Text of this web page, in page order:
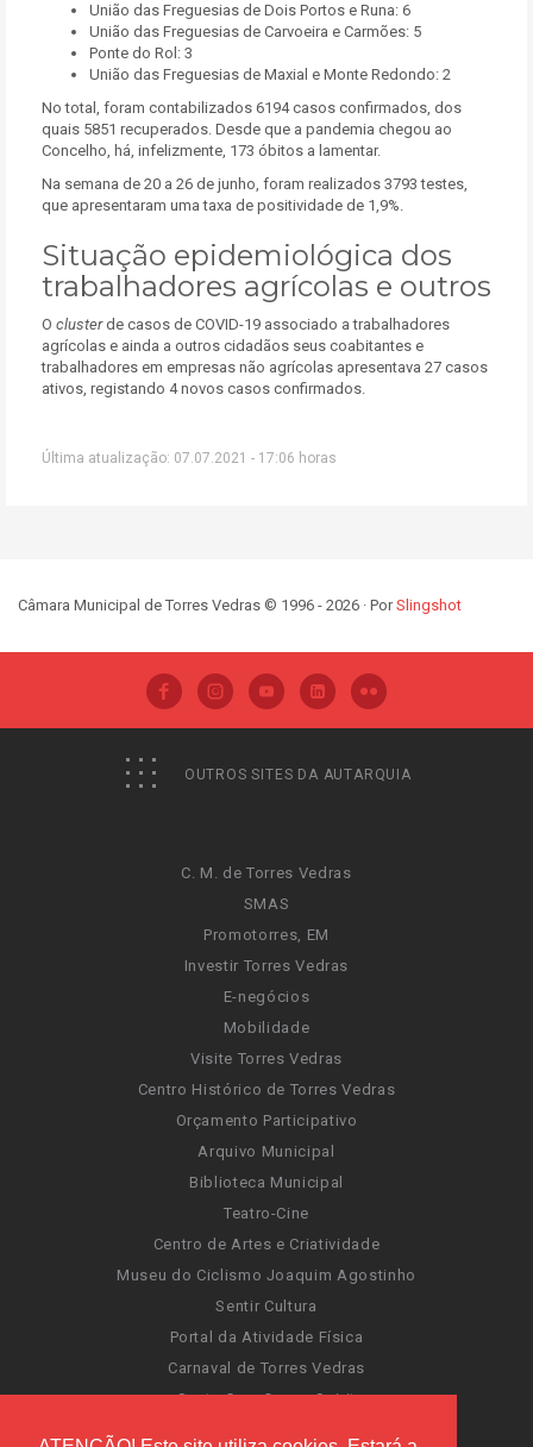
União das Freguesias de Dois Portos e Runa: 6
União das Freguesias de Carvoeira e Carmões: 5
Ponte do Rol: 3
União das Freguesias de Maxial e Monte Redondo: 2
No total, foram contabilizados 6194 casos confirmados, dos
quais 5851 recuperados. Desde que a pandemia chegou ao
Concelho, há, infelizmente, 173 óbitos a lamentar.
Na semana de 20 a 26 de junho, foram realizados 3793 testes,
que apresentaram uma taxa de positividade de 1,9%.
Situação epidemiológica dos
trabalhadores agrícolas e outros
O clusterde casos de COVID-19 associado a trabalhadores
agrícolas e ainda a outros cidadãos seus coabitantes e
trabalhadores em empresas não agrícolas apresentava 27 casos
ativos, registando 4 novos casos confirmados.
Última atualização: 07.07.2021 - 17:06 horas
Câmara Municipal de Torres Vedras © 1996 - 2026 · PorSlingshot
OUTROS SITES DA AUTARQUIA
C. M. de Torres Vedras
SMAS
Promotorres, EM
Investir Torres Vedras
E-negócios
Mobilidade
Visite Torres Vedras
Centro Histórico de Torres Vedras
Orçamento Participativo
Arquivo Municipal
Biblioteca Municipal
Teatro-Cine
Centro de Artes e Criatividade
Museu do Ciclismo Joaquim Agostinho
Sentir Cultura
Portal da Atividade Física
Carnaval de Torres Vedras
Santa Cruz Ocean Spirit